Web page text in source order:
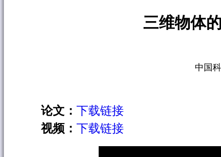
三维物体
中国
论文： 下载链接
视频： 下载链接